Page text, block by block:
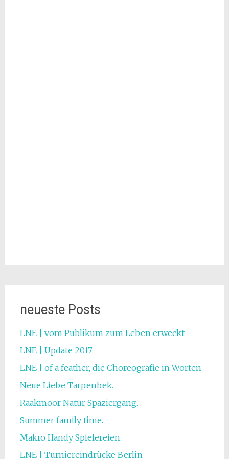
neueste Posts
LNE | vom Publikum zum Leben erweckt
LNE | Update 2017
LNE | of a feather, die Choreografie in Worten
Neue Liebe Tarpenbek.
Raakmoor Natur Spaziergang.
Summer family time.
Makro Handy Spielereien.
LNE | Turniereindrücke Berlin